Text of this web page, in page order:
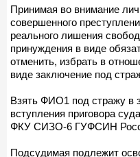
Принимая во внимание
совершенного
реального лишения
принуждения в виде
отменить, избрать в
виде заключение под
Взять ФИО1 под стражу в
вступления приговора
ФКУ СИЗО-6 ГУФСИН
Подсудимая подлежит